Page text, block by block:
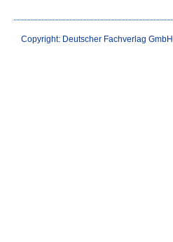
Copyright: Deutscher Fachverlag GmbH